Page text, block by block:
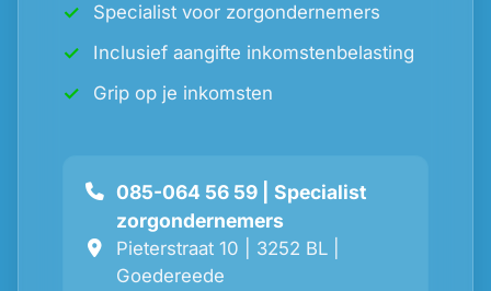
Specialist voor zorgondernemers
Inclusief aangifte inkomstenbelasting
Grip op je inkomsten
085-064 56 59 | Specialist
zorgondernemers
Pieterstraat 10 | 3252 BL |
Goedereede